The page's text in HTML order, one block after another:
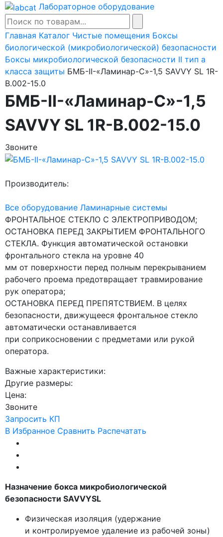
Лабораторное оборудование
Главная Каталог Чистые помещения Боксы
биологической (микробиологической) безопасности
Боксы микробиологической безопасности II тип a
класса защиты БМБ-II-«Ламинар-С»-1,5 SAVVY SL 1R-
В.002-15.0
БМБ-II-«Ламинар-С»-1,5
SAVVY SL 1R-В.002-15.0
Звоните
Производитель:
Все оборудование Ламинарные системы
ФРОНТАЛЬНОЕ СТЕКЛО С ЭЛЕКТРОПРИВОДОМ;
ОСТАНОВКА ПЕРЕД ЗАКРЫТИЕМ ФРОНТАЛЬНОГО
СТЕКЛА. Функция автоматической остановки
фронтального стекла на уровне 40
мм от поверхности перед полным перекрыванием
рабочего проема предотвращает травмирование
рук оператора;
ОСТАНОВКА ПЕРЕД ПРЕПЯТСТВИЕМ. В целях
безопасности, движущееся фронтальное стекло
автоматически останавливается
при соприкосновении с предметами или рукой
оператора.
Важные характеристики:
Другие размеры:
Цена:
Звоните
Запросить КП
В Избранное Сравнить Распечатать
Назначение бокса микробиологической
безопасности SAVVYSL
Физическая изоляция (удержание
и контролируемое удаление из рабочей зоны)